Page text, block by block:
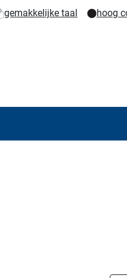
gemakkelijke taal hoog